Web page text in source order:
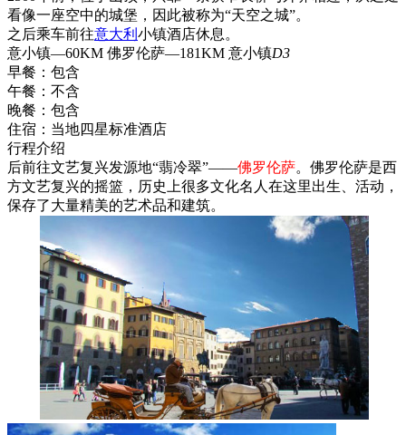
看像一座空中的城堡，因此被称为“天空之城”。
之后乘车前往意大利 小镇酒店休息。
意小镇—60KM 佛罗伦萨—181KM 意小镇D3
早餐： 包含
午餐： 不含
晚餐： 包含
住宿： 当地四星标准酒店
行程介绍
后前往文艺复兴发源地“翡冷翠”——佛罗伦萨。佛罗伦萨是西
方文艺复兴的摇篮，历史上很多文化名人在这里出生、活动，
保存了大量精美的艺术品和建筑。